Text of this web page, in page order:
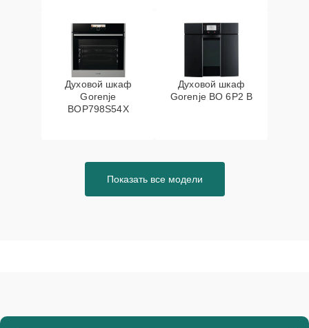
Духовой шкаф
Gorenje
BOP798S54X
Духовой шкаф
Gorenje BO 6P2 B
Показать все модели